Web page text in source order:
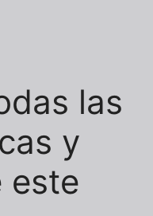
las
y
este